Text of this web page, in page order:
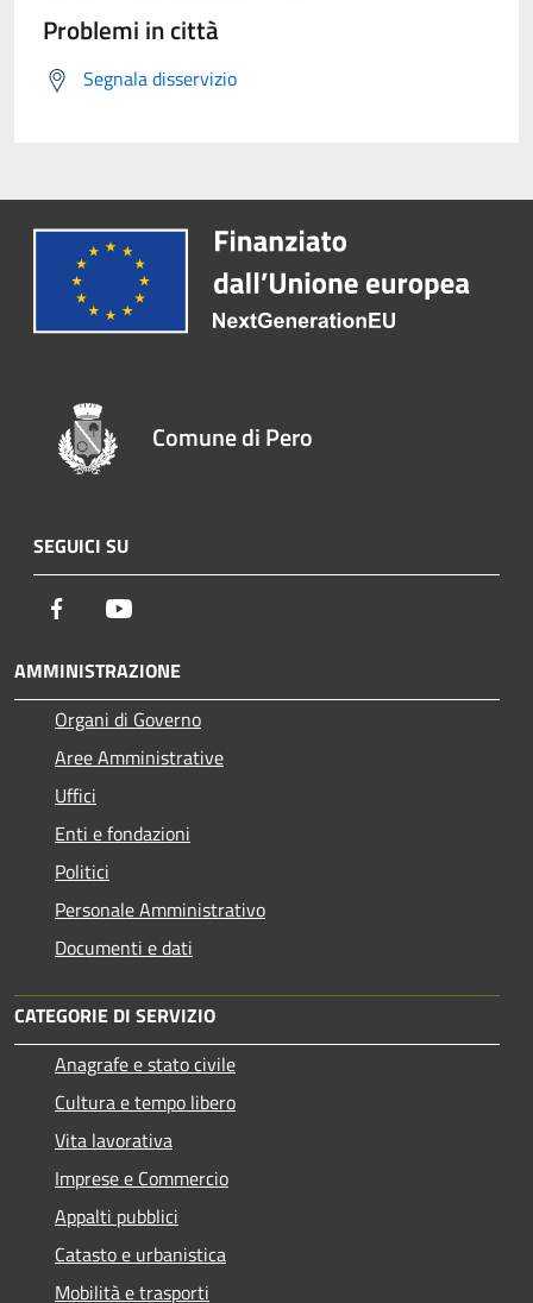
Problemi in città
Segnala disservizio
Comune di Pero
SEGUICI SU
Facebook
AMMINISTRAZIONE
Organi di Governo
Aree Amministrative
Uffici
Enti e fondazioni
Politici
Personale Amministrativo
Documenti e dati
CATEGORIE DI SERVIZIO
Anagrafe e stato civile
Cultura e tempo libero
Vita lavorativa
Imprese e Commercio
Appalti pubblici
Catasto e urbanistica
Mobilità e trasporti